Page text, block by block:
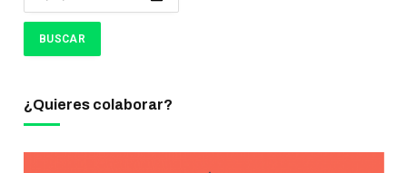
¿Quieres colaborar?